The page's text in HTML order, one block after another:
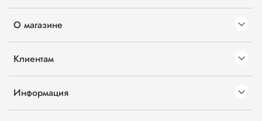
О магазине
Клиентам
Информация